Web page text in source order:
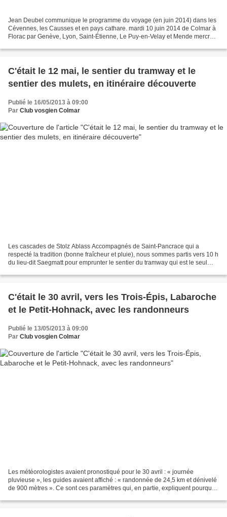
Jean Deubel communique le programme du voyage (en juin 2014) dans les
Cévennes, les Causses et en pays cathare. mardi 10 juin 2014 de Colmar à
Florac par Genève, Lyon, Saint-Étienne, Le Puy-en-Velay et Mende mercredi
C'était le 12 mai, le sentier du tramway et le
sentier des mulets, en itinéraire découverte
Publié le 16/05/2013 à 09:00
Par Club vosgien Colmar
Les cascades de Stolz Ablass Accompagnés de Saint-Pancrace qui a
respecté la tradition (bonne fraîcheur et pluie), nous sommes partis vers 10 h
du lieu-dit Saegmatt pour emprunter le sentier du tramway qui est le seul
C'était le 30 avril, vers les Trois-Épis, Labaroche
et le Petit-Hohnack, avec les randonneurs
Publié le 13/05/2013 à 09:00
Par Club vosgien Colmar
Les météorologistes avaient pronostiqué pour le 30 avril : « journée
pluvieuse », les guides avaient affiché : « randonnée de 24,5 km et dénivelé
de 900 mètres ». Ce sont ces paramètres qui, en partie, expliquent pourquoi